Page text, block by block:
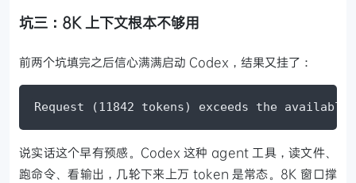
坑三：8K 上下文根本不够用
前两个坑填完之后信心满满启动 Codex，结果又挂了：
Request (11842 tokens) exceeds the
说实话这个早有预感。Codex 这种 agent 工具，读文件、
跑命令、看输出，几轮下来上万 token 是常态。8K 窗口撑